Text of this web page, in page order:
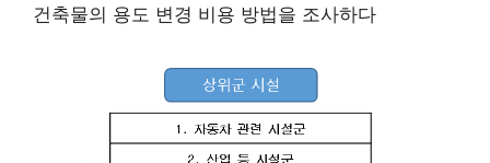
건축물의 용도 변경 비용 방법을 조사하다